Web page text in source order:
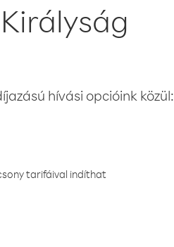
hívási opcióink közül:
tarifáival indíthat